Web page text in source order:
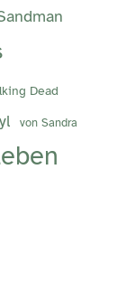
Dead
von Sandra